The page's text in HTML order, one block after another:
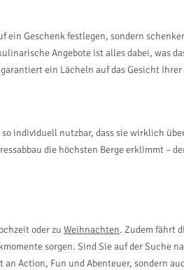
ein Geschenk festlegen, sondern
Angebote ist alles dabei, was
ein Lächeln auf das Gesicht Ihrer
individuell nutzbar, dass sie wirklich
die höchsten Berge erklimmt –
oder zu Weihnachten. Zudem fährt
sorgen. Sind Sie auf der Suche
Action, Fun und Abenteuer, sondern